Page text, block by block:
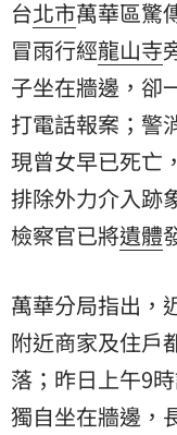
台北市萬華區驚
冒雨行經龍山寺
子坐在牆邊，卻
打電話報案；警
現曾女早已死亡
排除外力介入跡
檢察官已將遺體
萬華分局指出，
附近商家及住戶
落；昨日上午9
獨自坐在牆邊，